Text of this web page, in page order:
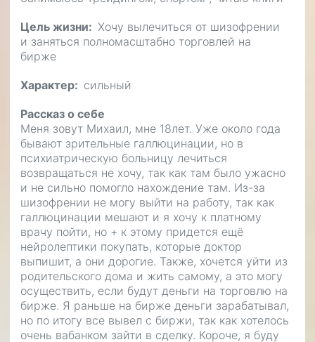
Цель жизни
Хочу вылечиться от шизофрении
и заняться полномасштабно торговлей на
бирже
Характер сильный
Рассказ о себе
Меня зовут Михаил, мне 18лет. Уже около года
бывают зрительные галлюцинации, но в
психиатрическую больницу лечиться
возвращаться не хочу, так как там было ужасно
и не сильно помогло нахождение там. Из-за
шизофрении не могу выйти на работу, так как
галлюцинации мешают и я хочу к платному
врачу пойти, но + к этому придется ещё
нейролептики покупать, которые доктор
выпишит, а они дорогие. Также, хочется уйти из
родительского дома и жить самому, а это могу
осуществить, если будут деньги на торговлю на
бирже. Я раньше на бирже деньги зарабатывал,
но по итогу все вывел с биржи, так как хотелось
очень вабанком зайти в сделку. Короче, я буду